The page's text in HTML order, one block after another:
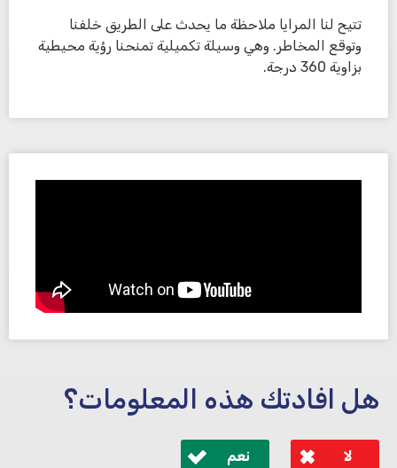
تتيح لنا المرايا ملاحظة ما يحدث على الطريق خلفنا
وتوقع المخاطر. وهي وسيلة تكميلية تمنحنا رؤية محيطية
بزاوية 360 درجة.
هل افادتك هذه المعلومات؟
لا نعم